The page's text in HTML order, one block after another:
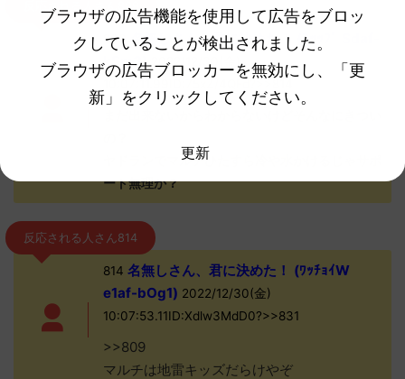
反応される人さん809
809 名無しさん、君に決めた！ (ｽｯｯﾌﾟ Sdaf-
kSm3) 2022/12/30(金)
ヤドランでマルチひたすら冷や水かけるじゃサポ
ート無理か？
反応される人さん814
814 名無しさん、君に決めた！ (ﾜｯﾁｮｲW
e1af-bOg1) 2022/12/30(金)
10:07:53.11ID:Xdlw3MdD0?>>831
>>809
マルチは地雷キッズだらけやぞ
ブラウザの広告機能を使用して広告をブロッ
クしていることが検出されました。
ブラウザの広告ブロッカーを無効にし、「更
新」をクリックしてください。
更新